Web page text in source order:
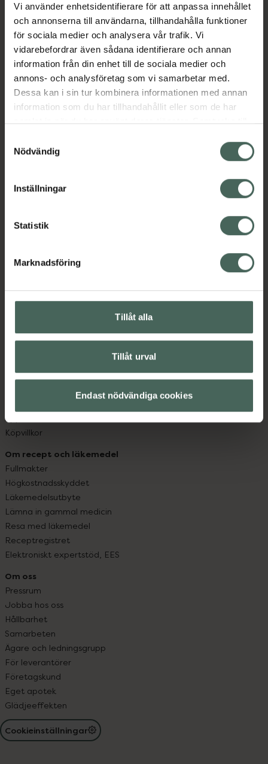
Vi använder enhetsidentifierare för att anpassa innehållet
och annonserna till användarna, tillhandahålla funktioner
för sociala medier och analysera vår trafik. Vi
vidarebefordrar även sådana identifierare och annan
information från din enhet till de sociala medier och
annons- och analysföretag som vi samarbetar med.
Dessa kan i sin tur kombinera informationen med annan
information som du har tillhandahållit eller som de har
samlat in när du har använt deras tjänster. Samtycke till
återkalla ditt samtycke via webbplatsens
cookieinställningar. Ett återkallat samtycke påverkar inte
lagligheten av behandling som skett innan återkallelsen.
Nödvändig
Inställningar
Statistik
Marknadsföring
Tillåt alla
Tillåt urval
Endast nödvändiga cookies
Aktuella erbjudanden
Beskrivning Dölj
Läs alltid bipacksedeln innan
användning.
EAN:07313273477169
syd till Lappland i norr, och online i mobilen och på
hjälpa just dig att må lite bättre. Välkommen att prata
Kundservice
Vanliga frågor
Leverans, betalning och retur
App
Köpvillkor
Om recept och läkemedel
Fullmakter
Högkostnadsskyddet
Läkemedelsutbyte
Lämna in gammal medicin
Resa med läkemedel
Receptregistret
Elektroniskt expertstöd, EES
Om oss
Pressrum
Jobba hos oss
Hållbarhet
Samarbeten
Ägare och ledningsgrupp
För leverantörer
Företagskund
Eget apotek
Glädjeeffekten
Cookieinställningar